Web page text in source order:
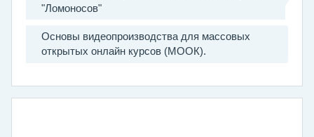
"Ломоносов"
Основы видеопроизводства для массовых
открытых онлайн курсов (МООК).